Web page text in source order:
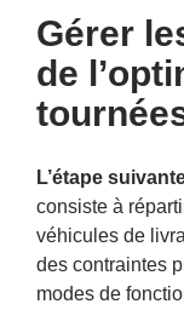
Gérer
de
L’étape
consiste à
véhicules de
des contraintes
modes de